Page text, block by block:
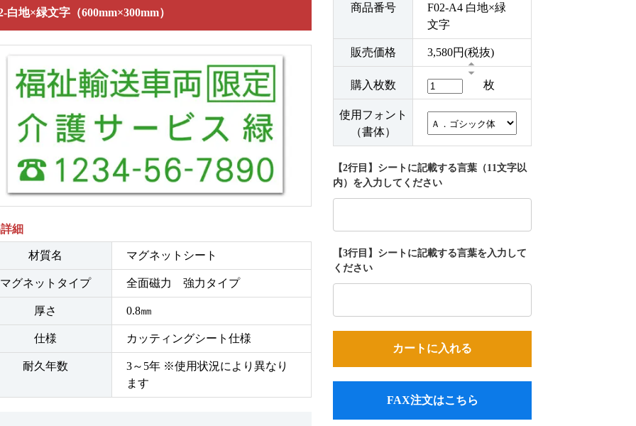
白地×緑文字（600mm×300mm）
細
材質名 マグネットシート
マグネットタイプ 全面磁力 強力タイプ
厚さ 0.8㎜
仕様 カッティングシート仕様
耐久年数
3～5年 ※使用状況により異なり
ます
商品番号
F02-A4 白地×緑
文字
販売価格 3,580円(税抜)
購入枚数 枚
使用フォント
（書体）
【2行目】シートに記載する言葉（11文字以
内）を入力してください
【3行目】シートに記載する言葉を入力して
ください
FAX注文はこちら